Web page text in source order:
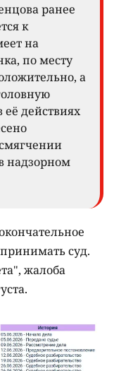
ранее
к
на
по месту
а
её действиях
надзорном
суд.
жалоба